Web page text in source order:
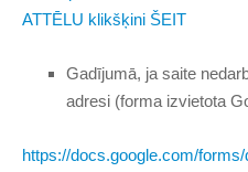
ATTĒLU klikšķini ŠEIT
Gadījumā, ja saite
adresi (forma izvietota
https://docs.google.com/